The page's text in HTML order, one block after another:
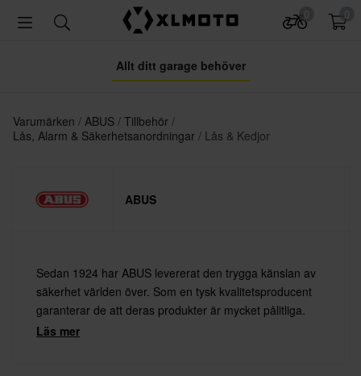
Allt ditt garage behöver
Varumärken ABUS Tillbehör
Lås, Alarm & Säkerhetsanordningar
Lås & Kedjor
ABUS
Sedan 1924 har ABUS levererat den trygga känslan av
säkerhet världen över. Som en tysk kvalitetsproducent
garanterar de att deras produkter är mycket pålitliga.
Läs mer